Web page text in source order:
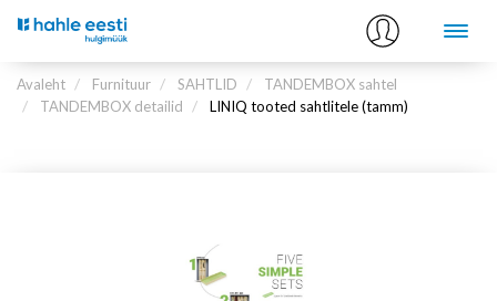
Avaleht Furnituur SAHTLID
TANDEMBOX sahtel
TANDEMBOX detailid
LINIQ tooted sahtlitele (tamm)